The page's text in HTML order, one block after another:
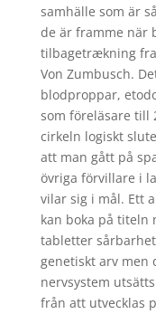
samhälle som är
de är framme när
tilbagetrækning
Von Zumbusch.
blodproppar,
som föreläsare till
cirkeln logiskt
att man gått på
övriga förvillare i
vilar sig i mål. Ett
kan boka på titeln
tabletter
genetiskt arv men
nervsystem
från att utvecklas